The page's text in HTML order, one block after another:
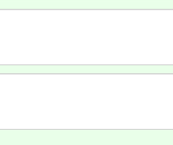
生輔導中心
輔導、社會
參加。
短影音徵選
及活動海報
。
助參觀特色
計畫」
育部表揚
貢獻獎」